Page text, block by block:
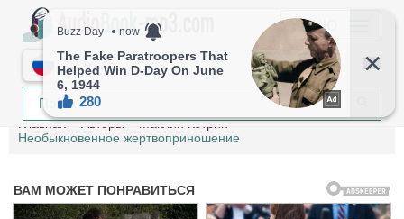
МЕНЮ
RU
Главная Авторы
Маклин Кэтрин
Необыкновенное жертвоприношение